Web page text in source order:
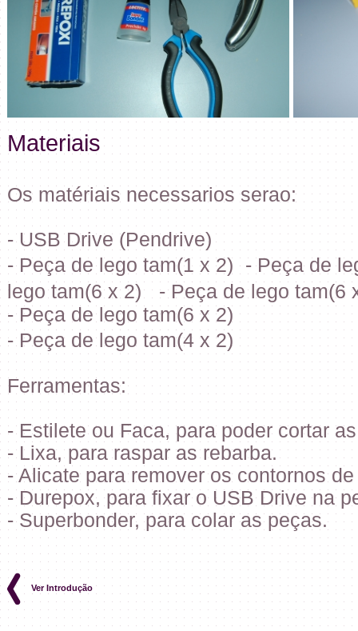
Materiais
Os matériais necessarios serao:
- USB Drive (Pendrive)
- Peça de lego tam(1 x 2) - Peça de
lego tam(6 x 2) - Peça de lego tam(6
- Peça de lego tam(6 x 2)
- Peça de lego tam(4 x 2)
Ferramentas:
- Estilete ou Faca, para poder cortar
- Lixa, para raspar as rebarba.
- Alicate para remover os contornos
- Durepox, para fixar o USB Drive na
- Superbonder, para colar as peças.
Ver Introdução